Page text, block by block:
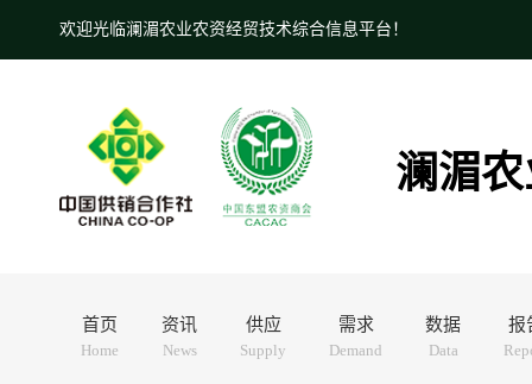
欢迎光临澜湄农业农资经贸技术综合信息平台！
澜湄
首页
Home
资讯
News
供应
Supply
需求
Demand
数据
Data
报